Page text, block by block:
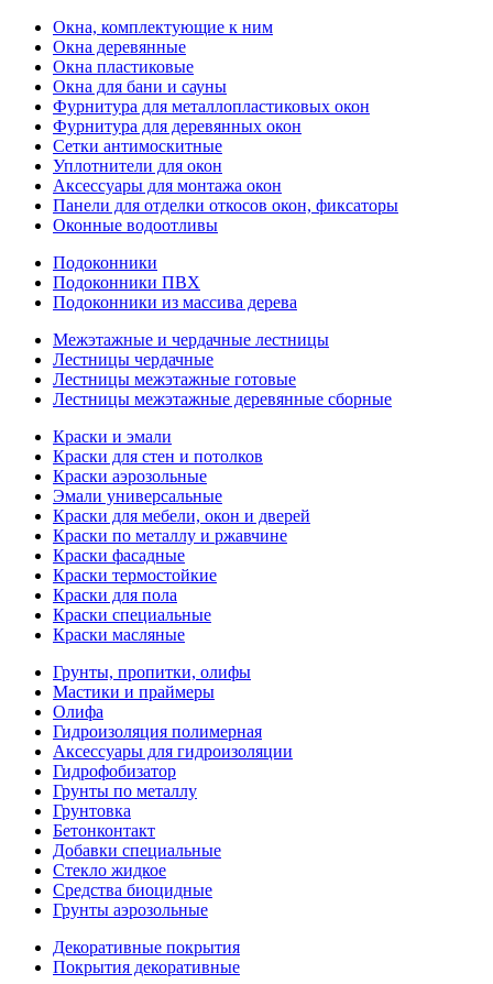
Окна, комплектующие к ним
Окна деревянные
Окна пластиковые
Окна для бани и сауны
Фурнитура для металлопластиковых окон
Фурнитура для деревянных окон
Сетки антимоскитные
Уплотнители для окон
Аксессуары для монтажа окон
Панели для отделки откосов окон, фиксаторы
Оконные водоотливы
Подоконники
Подоконники ПВХ
Подоконники из массива дерева
Межэтажные и чердачные лестницы
Лестницы чердачные
Лестницы межэтажные готовые
Лестницы межэтажные деревянные сборные
Краски и эмали
Краски для стен и потолков
Краски аэрозольные
Эмали универсальные
Краски для мебели, окон и дверей
Краски по металлу и ржавчине
Краски фасадные
Краски термостойкие
Краски для пола
Краски специальные
Краски масляные
Грунты, пропитки, олифы
Мастики и праймеры
Олифа
Гидроизоляция полимерная
Аксессуары для гидроизоляции
Гидрофобизатор
Грунты по металлу
Грунтовка
Бетонконтакт
Добавки специальные
Стекло жидкое
Средства биоцидные
Грунты аэрозольные
Декоративные покрытия
Покрытия декоративные